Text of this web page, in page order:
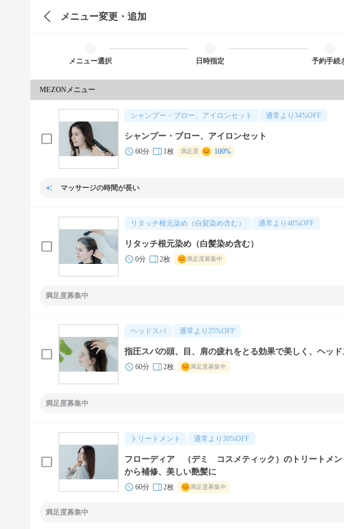
メニュー変更・追加
メニュー選択 日時指定 予約手続
MEZONメニュー
シャンプー・ブロー、アイロンセット 通常より 34%OFF
シャンプー・ブロー、アイロンセット
60分 1枚 満足度 100%
マッサージの時間が長い
リタッチ根元染め（白髪染め含む） 通常より 48%OFF
リタッチ根元染め（白髪染め含む）
0分 2枚 満足度募集中
満足度募集中
ヘッドスパ 通常より 25%OFF
指圧スパの頭、目、肩の疲れをとる効果で美しく、ヘッド
60分 2枚 満足度募集中
満足度募集中
トリートメント 通常より 30%OFF
フローディア （デミ コスメティック）のトリートメン
から補修、美しい艶髪に
60分 2枚 満足度募集中
満足度募集中